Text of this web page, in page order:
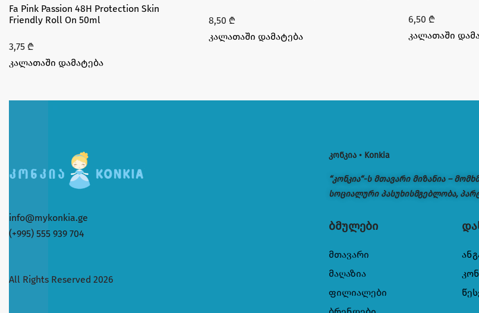
Fa Pink Passion 48H Protection Skin
Friendly Roll On 50ml
3,75 ₾
კალათაში დამატება
8,50 ₾
კალათაში დამატება
6,50 ₾
კალათაში
info@mykonkia.ge
(+995) 555 939 704
All Rights Reserved 2026
კონკია • Konkia
“კონკია“-ს მთავარი მიზანია –
სოციალური პასუხისმგებლობა,
ბმულები
მთავარი
მაღაზია
ფილიალები